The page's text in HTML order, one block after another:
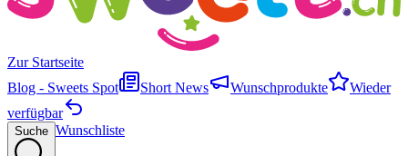
Zur Startseite
Blog - Sweets Spot
Short News Wunschprodukte
Wieder
verfügbar
Suche Wunschliste